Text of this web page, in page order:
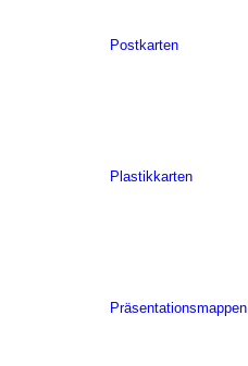
Postkarten
Plastikkarten
Präsentationsmappen